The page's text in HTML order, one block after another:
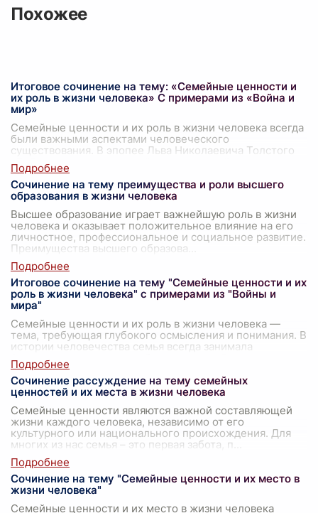
Похожее
Итоговое сочинение на тему: «Семейные ценности и
их роль в жизни человека» С примерами из «Война и
мир»
Семейные ценности и их роль в жизни человека всегда
были важными аспектами человеческого
существования. В эпопее Льва Николаевича Толстого
«Война и мир» тема семейных ценностей рас
Сочинение на тему преимущества и роли высшего
образования в жизни человека
Высшее образование играет важнейшую роль в жизни
человека и оказывает положительное влияние на его
личностное, профессиональное и социальное развитие.
Преимущества высшего образова
Итоговое сочинение на тему "Семейные ценности и их
роль в жизни человека" с примерами из "Войны и
мира"
Семейные ценности и их роль в жизни человека —
тема, требующая глубокого осмысления и понимания. В
истории человечества семья всегда занимала
фундаментальное место, будучи основой
Сочинение рассуждение на тему семейных
ценностей и их места в жизни человека
Семейные ценности являются важной составляющей
жизни каждого человека, независимо от его
культурного или национального происхождения. Для
многих из нас семья – это первая забота, п
Сочинение на тему "Семейные ценности и их место в
жизни человека"
Семейные ценности и их место в жизни человека